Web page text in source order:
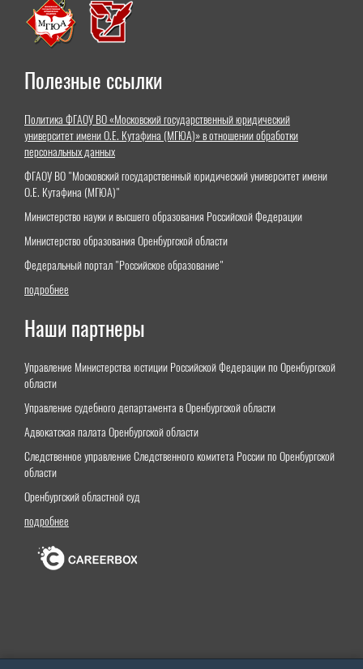
Полезные ссылки
Политика ФГАОУ ВО «Московский государственный юридический
университет имени О.Е. Кутафина (МГЮА)» в отношении обработки
персональных данных
ФГАОУ ВО "Московский государственный юридический университет имени
О.Е. Кутафина (МГЮА)"
Министерство науки и высшего образования Российской Федерации
Министерство образования Оренбургской области
Федеральный портал "Российское образование"
подробнее
Наши партнеры
Управление Министерства юстиции Российской Федерации по Оренбургской
области
Управление судебного департамента в Оренбургской области
Адвокатская палата Оренбургской области
Следственное управление Следственного комитета России по Оренбургской
области
Оренбургский областной суд
подробнее